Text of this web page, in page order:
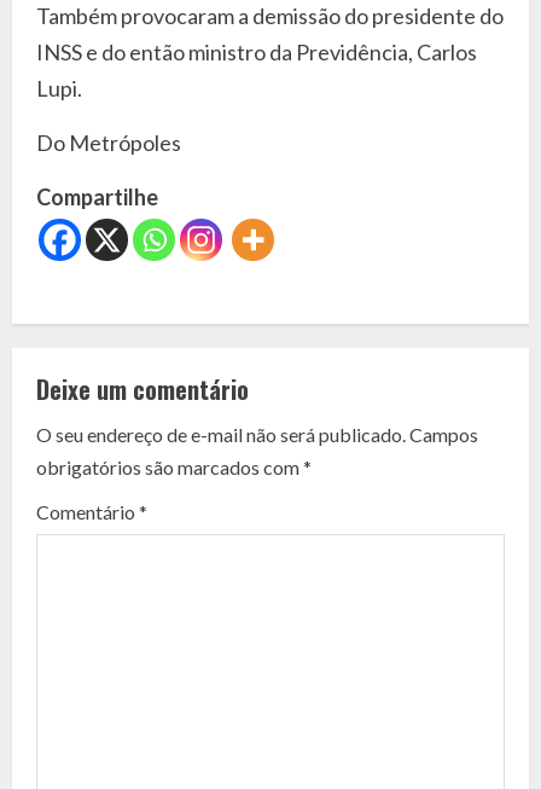
Também provocaram a demissão do presidente do
INSS e do então ministro da Previdência, Carlos
Lupi.
Do Metrópoles
Compartilhe
C
n
t
i
Deixe um comentário
O seu endereço de e-mail não será publicado. Campos
obrigatórios são marcados com*
Comentário *